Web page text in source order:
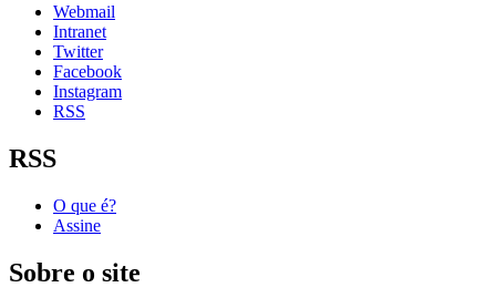
Webmail
Intranet
Twitter
Facebook
Instagram
RSS
RSS
O que é?
Assine
Sobre o site